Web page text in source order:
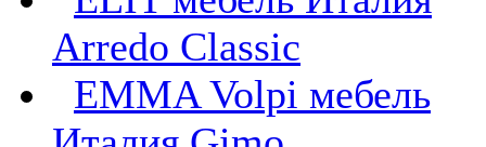
Arredo Classic
EMMA Volpi мебель